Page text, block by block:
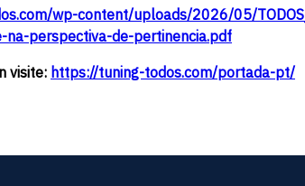
wp-content/uploads/2026/05/
na-perspectiva-de-pertinencia.pdf
visite: https://tuning-todos.com/portada-pt/